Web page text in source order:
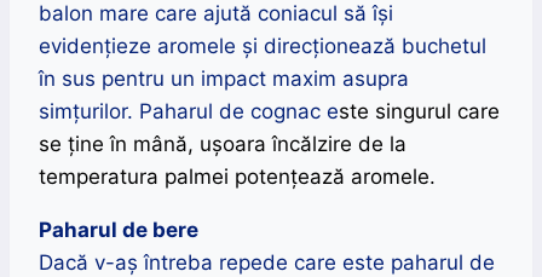
balon mare care ajută coniacul să își
evidențieze aromele și direcționează buchetul
în sus pentru un impact maxim asupra
simțurilor. Paharul de cognac este singurul care
se ține în mână, ușoara încălzire de la
temperatura palmei potențează aromele.
Paharul de bere
Dacă v-aș întreba repede care este paharul de